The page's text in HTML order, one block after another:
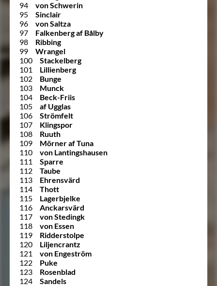
94
von Schwerin
95
Sinclair
96
von Saltza
97
Falkenberg af Bålby
98
Ribbing
99
Wrangel
100
Stackelberg
101
Lillienberg
102
Bunge
103
Munck
104
Beck-Friis
105
af Ugglas
106
Strömfelt
107
Klingspor
108
Ruuth
109
Mörner af Tuna
110
von Lantingshausen
111
Sparre
112
Taube
113
Ehrensvärd
114
Thott
115
Lagerbjelke
116
Anckarsvärd
117
von Stedingk
118
von Essen
119
Ridderstolpe
120
Liljencrantz
121
von Engeström
122
Puke
123
Rosenblad
124
Sandels